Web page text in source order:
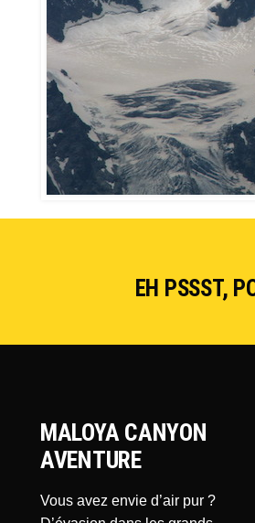
EH PSSST,
MALOYA CANYON
AVENTURE
Vous avez envie d’air pur ?